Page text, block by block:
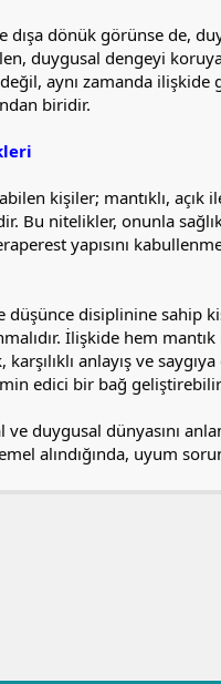
dışa dönük görünse de,
duygusal dengeyi
aynı zamanda
biridir.
kişiler; mantıklı, açık
Bu nitelikler, onunla
yapısını
düşünce disiplinine sahip
İlişkide hem
anlayış ve
edici bir bağ
ve duygusal dünyasını
alındığında, uyum